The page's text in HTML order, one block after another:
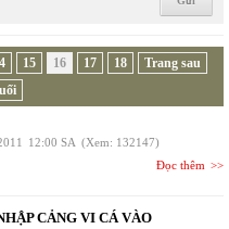
15 16 17 18
Trang sau
12:00 SA (Xem: 132147)
Đọc thêm
CẢNG VI CÁ VÀO